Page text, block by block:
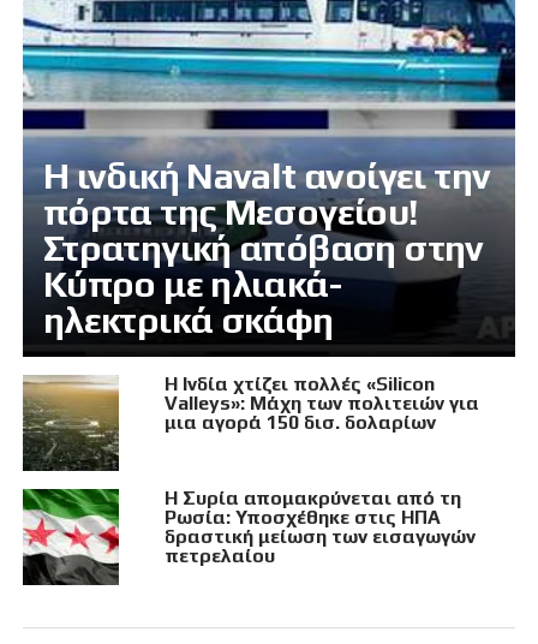
Η ινδική Navalt ανοίγει την
πόρτα της Μεσογείου!
Στρατηγική απόβαση στην
Κύπρο με ηλιακά-
ηλεκτρικά σκάφη
Η Ινδία χτίζει πολλές «Silicon
Valleys»: Μάχη των πολιτειών για
μια αγορά 150 δισ. δολαρίων
Η Συρία απομακρύνεται από τη
Ρωσία: Υποσχέθηκε στις ΗΠΑ
δραστική μείωση των εισαγωγών
πετρελαίου